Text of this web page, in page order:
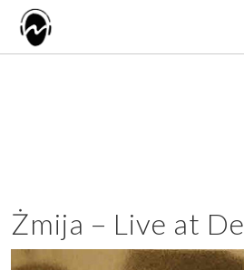
O NAS
Żmija – Live at